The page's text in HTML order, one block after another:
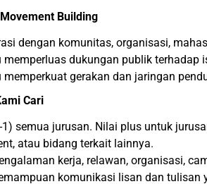
Building
dengan komunitas, organisasi,
memperluas dukungan publik terhadap
memperkuat gerakan dan jaringan
Cari
1) semua jurusan. Nilai plus untuk
atau bidang terkait lainnya.
kerja, relawan, organisasi,
komunikasi lisan dan tulisan